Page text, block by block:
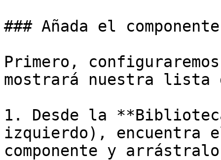
### Añada el
Primero,
mostrará nuestra lista
1. Desde la
izquierdo), encuentra
componente y